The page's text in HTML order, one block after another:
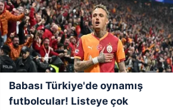
mevzuata uygun olarak
Babası Türkiye'de oynamış
futbolcular! Listeye çok